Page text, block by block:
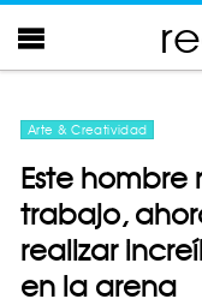
Arte & Creatividad
Este hombre
trabajo,
realizar
en la arena